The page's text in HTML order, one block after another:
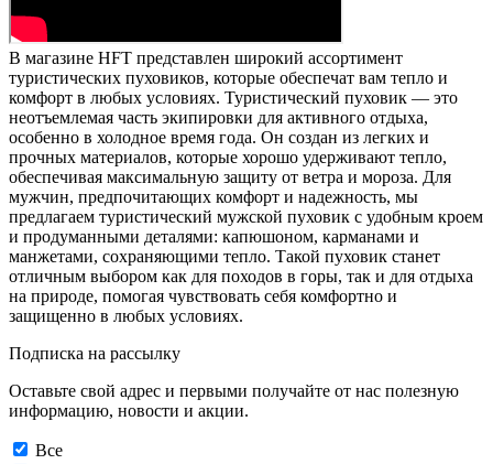
В магазине HFT представлен широкий ассортимент
туристических пуховиков, которые обеспечат вам тепло и
комфорт в любых условиях. Туристический пуховик — это
неотъемлемая часть экипировки для активного отдыха,
особенно в холодное время года. Он создан из легких и
прочных материалов, которые хорошо удерживают тепло,
обеспечивая максимальную защиту от ветра и мороза. Для
мужчин, предпочитающих комфорт и надежность, мы
предлагаем туристический мужской пуховик с удобным кроем
и продуманными деталями: капюшоном, карманами и
манжетами, сохраняющими тепло. Такой пуховик станет
отличным выбором как для походов в горы, так и для отдыха
на природе, помогая чувствовать себя комфортно и
защищенно в любых условиях.
Подписка на рассылку
Оставьте свой адрес и первыми получайте от нас полезную
информацию, новости и акции.
Все